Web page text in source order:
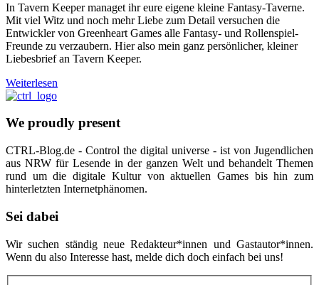
In Tavern Keeper managet ihr eure eigene kleine Fantasy-Taverne.
Mit viel Witz und noch mehr Liebe zum Detail versuchen die
Entwickler von Greenheart Games alle Fantasy- und Rollenspiel-
Freunde zu verzaubern. Hier also mein ganz persönlicher, kleiner
Liebesbrief an Tavern Keeper.
Weiterlesen
We proudly present
CTRL-Blog.de - Control the digital universe - ist von Jugendlichen
aus NRW für Lesende in der ganzen Welt und behandelt Themen
rund um die digitale Kultur von aktuellen Games bis hin zum
hinterletzten Internetphänomen.
Sei dabei
Wir suchen ständig neue Redakteur*innen und Gastautor*innen.
Wenn du also Interesse hast, melde dich doch einfach bei uns!